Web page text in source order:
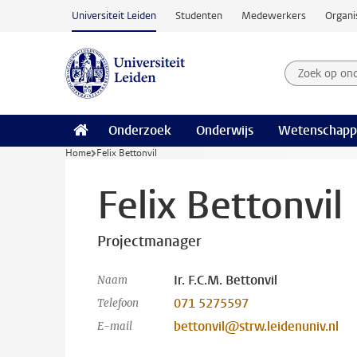
Ga naar hoofdinhoud
Universiteit Leiden Studenten Medewerkers
Zoek op
Zoekterm
Onderzoek Onderwijs
Home Felix Bettonvil
Felix Bettonvil
Projectmanager
Naam Ir. F.C.M. Bettonvil
Telefoon 071 5275597
E-mail bettonvil@strw.leidenuniv.nl